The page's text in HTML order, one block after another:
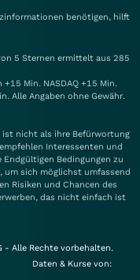
benötigen, hilft
5 Sternen ermittelt aus 285
Min. NASDAQ +15 Min.
Alle Angaben ohne Gewähr.
ist nicht als ihre Befürwortung
Interessenten und
Bedingungen zu
um sich möglichst umfassend
Risiken und Chancen des
das nicht einfach ist
Alle Rechte vorbehalten.
Daten & Kurse von: